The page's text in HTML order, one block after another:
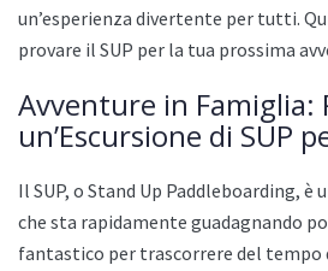
un’esperienza divertente per tutti.
provare il SUP per la tua prossima
Avventure in Famiglia:
un’Escursione di SUP
Il SUP, o Stand Up Paddleboarding, è
che sta rapidamente guadagnando
fantastico per trascorrere del tempo